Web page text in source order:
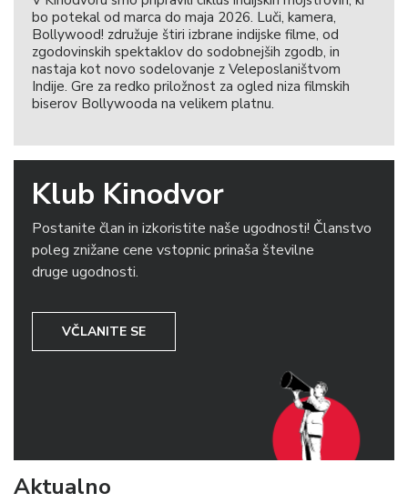
bo potekal od marca do maja 2026. Luči, kamera,
Bollywood! združuje štiri izbrane indijske filme, od
zgodovinskih spektaklov do sodobnejših zgodb, in
nastaja kot novo sodelovanje z Veleposlaništvom
Indije. Gre za redko priložnost za ogled niza filmskih
biserov Bollywooda na velikem platnu.
Klub Kinodvor
Postanite član in izkoristite naše ugodnosti! Članstvo
poleg znižane cene vstopnic prinaša številne
druge ugodnosti.
VČLANITE SE
Aktualno